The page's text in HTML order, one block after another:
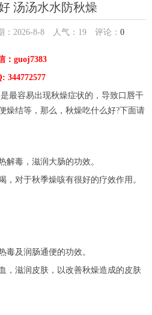
汤汤水水防秋燥
2026-8-8 人气： 19 评论： 0
：guoj7383
344772577
最容易出现秋燥症状的，导致口唇干
燥结等，那么，秋燥吃什么好?下面请
解毒，滋润大肠的功效。
，对于秋季燥咳有很好的疗效作用。
毒及润肠通便的功效。
，滋润皮肤，以改善秋燥造成的皮肤